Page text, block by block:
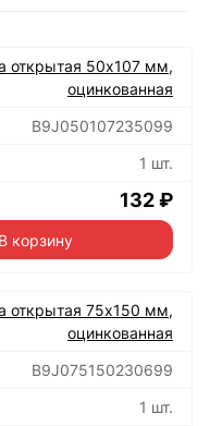
открытая 50х107 мм,
оцинкованная
B9J050107235099
1 шт.
132 ₽
В корзину
открытая 75х150 мм,
оцинкованная
B9J075150230699
1 шт.